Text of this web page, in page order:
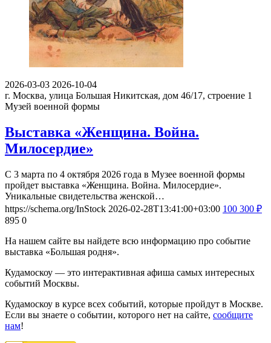
2026-03-03 2026-10-04
г. Москва, улица Большая Никитская, дом 46/17, строение 1
Музей военной формы
Выставка «Женщина. Война.
Милосердие»
С 3 марта по 4 октября 2026 года в Музее военной формы
пройдет выставка «Женщина. Война. Милосердие».
Уникальные свидетельства женской…
https://schema.org/InStock 2026-02-28T13:41:00+03:00 100 300 ₽
895 0
На нашем сайте вы найдете всю информацию про событие
выставка «Большая родня».
Кудамоскоу — это интерактивная афиша самых интересных
событий Москвы.
Кудамоскоу в курсе всех событий, которые пройдут в Москве.
Если вы знаете о событии, которого нет на сайте, сообщите
нам!